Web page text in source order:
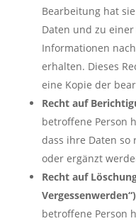
Bearbeitung hat
Daten und zu
Informationen
erhalten. Dieses
eine Kopie der
Recht auf
betroffene Person
dass ihre Daten
oder ergänzt
Recht auf
betroffene Person